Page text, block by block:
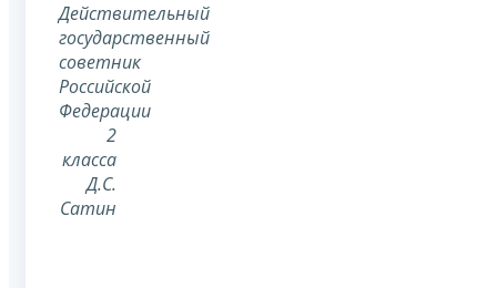
Действительный
государственный
советник
Российской
Федерации
2
класса
Д.С.
Сатин